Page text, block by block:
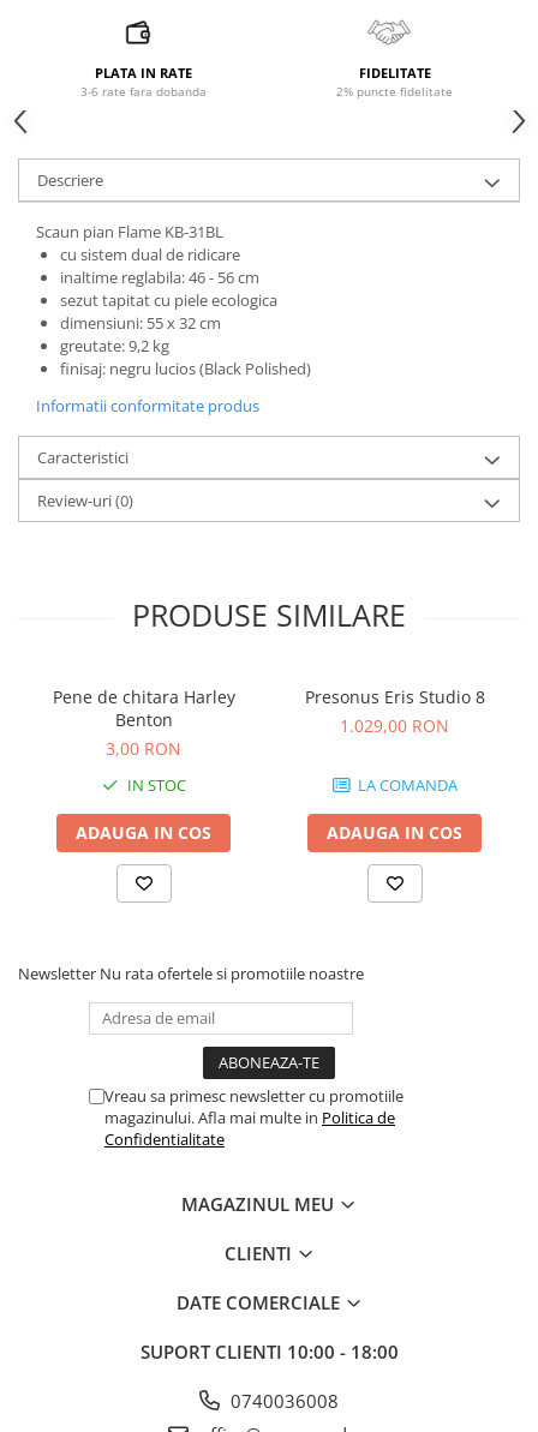
Interfete audio
Interfete MIDI si Cabluri Midi-USB
Microfoane de studio
Monitoare de studio
Pop filtre
Preamplificatoare
Protectii antifonice pentru urechi
Rack studio
Recordere de studio
Recordere portabile
Sintetizatoare
Standuri si stative de monitoare
Lumini si efecte
Accesorii pentru lumini
Bare Led
Comenzi si controllere
Lasere
Masini de fum si ceata
Par Led si Pinspot
Scene şi Ring-uri de Dans
Instrumente de percutie
Instrumente de suflat
Instrumente si jucarii pentru copii
Accesorii Pick-up si Vinyl
PLATA IN RATE
3-6 rate fara dobanda
FIDELITATE
2% puncte fidelitate
Descriere
Scaun pian Flame KB-31BL
cu sistem dual de ridicare
inaltime reglabila: 46 - 56 cm
sezut tapitat cu piele ecologica
dimensiuni: 55 x 32 cm
greutate: 9,2 kg
finisaj: negru lucios (Black Polished)
Informatii conformitate produs
Caracteristici
Review-uri(0)
PRODUSE SIMILARE
Pene de chitara Harley
Benton
3,00 RON
IN STOC
ADAUGA IN COS
Presonus Eris Studio 8
1.029,00 RON
LA COMANDA
ADAUGA IN COS
Newsletter Nu rata ofertele si promotiile noastre
Vreau sa primesc newsletter cu promotiile
magazinului. Afla mai multe in Politica de
Confidentialitate
MAGAZINUL MEU
CLIENTI
DATE COMERCIALE
SUPORT CLIENTI 10:00 - 18:00
0740036008